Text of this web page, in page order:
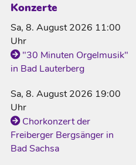
Konzerte
Sa, 8. August 2026 11:00
Uhr
"30 Minuten Orgelmusik"
in Bad Lauterberg
Sa, 8. August 2026 19:00
Uhr
Chorkonzert der
Freiberger Bergsänger in
Bad Sachsa